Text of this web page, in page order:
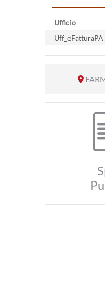
Ufficio
Uff_eFatturaPA